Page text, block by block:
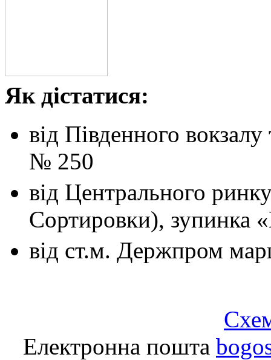
Як дістатися:
від Південного вокзалу
№ 250
від Центрального
Сортировки), зупинка
від ст.м. Держпром
Електронна пошта